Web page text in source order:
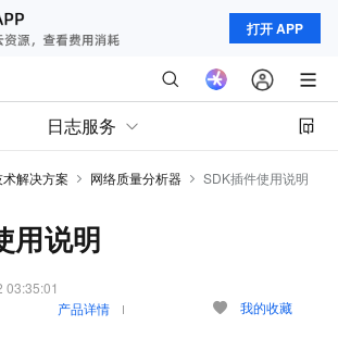
打开 APP
日志服务
术解决方案 网络质量分析器 SDK插件使用说明
用说明
03:35:01
产品详情 我的收藏